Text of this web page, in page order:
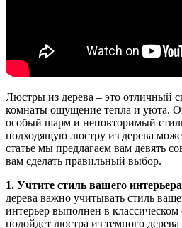
Люстры из дерева – это отличный
комнаты ощущение тепла и уюта.
особый шарм и неповторимый
подходящую люстру из дерева
статье мы предлагаем вам девять
вам сделать правильный выбор.
1. Учтите стиль вашего
дерева важно учитывать стиль
интерьер выполнен в классическом
подойдет люстра из темного